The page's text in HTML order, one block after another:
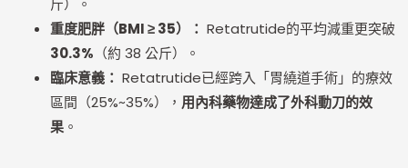
斤）。
重度肥胖（BMI≥35）： Retatrutide的平均減重更突破
30.3% （約 38 公斤）。
臨床意義： Retatrutide已經跨入「胃繞道手術」的療效
區間（25%~35%）， 用內科藥物達成了外科動刀的效
果 。